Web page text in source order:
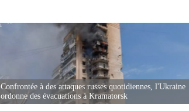
Confrontée à des attaques russes quotidiennes, l'Ukraine
ordonne des évacuations à Kramatorsk